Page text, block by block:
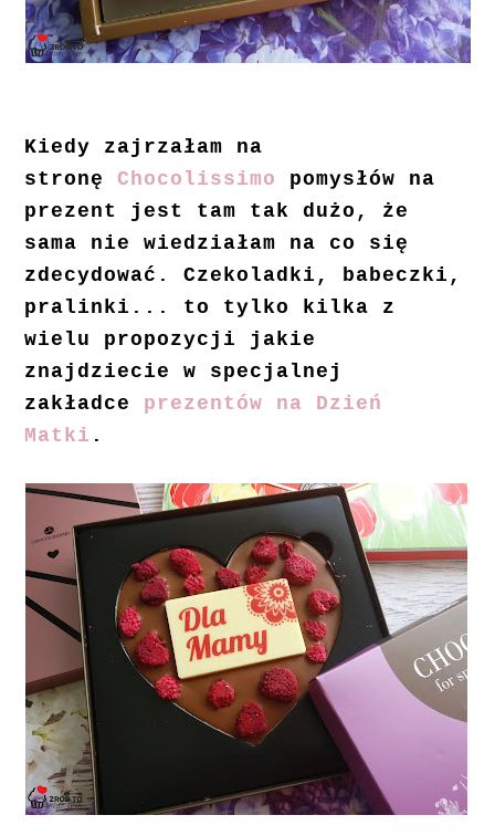
Kiedy zajrzałam na
stronęChocolissimo
pomysłów na
prezent jest tam tak dużo, że
sama nie wiedziałam na co się
zdecydować. Czekoladki, babeczki,
pralinki... to tylko kilka z
wielu propozycji jakie
znajdziecie w specjalnej
zakładce prezentów na Dzień
Matki .